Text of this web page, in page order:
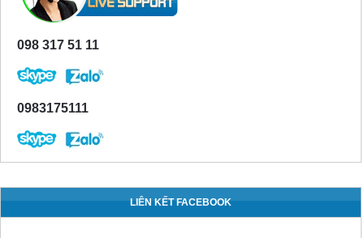
098 317 51 11
0983175111
LIÊN KẾT FACEBOOK